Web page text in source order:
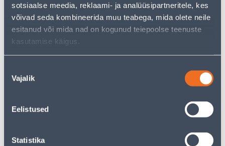
sotsiaalse meedia, reklaami- ja analüüsipartneritele, kes
võivad seda kombineerida muu teabega, mida olete neile
esitanud või mida nad on kogunud teiepoolse teenuste
kasutamise käigus.
valik
Vajalik
Eelistused
Statistika
Калькулятор рассрочки
Депозит
34 .45 €
Посылочный автомат от 2,29 € с 19.08.2026